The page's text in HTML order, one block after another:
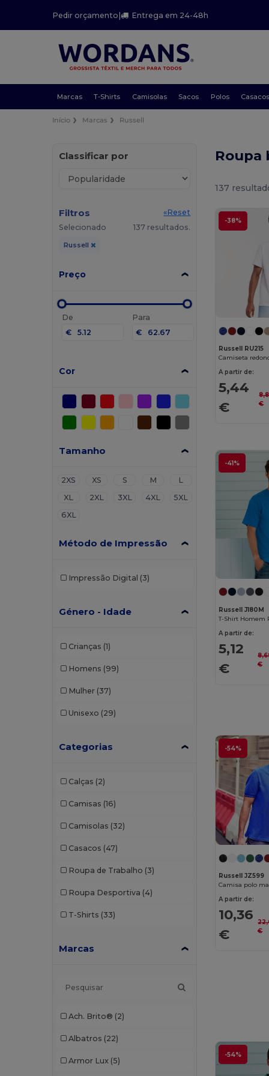
Pedir orçamento| Entrega em 24-48h
Marcas T-Shirts Camisolas Sacos Polos Casacos
Início Marcas Russell
Classificar por
Filtros
«Reset
Selecionado
137 resultados.
Russell
Preço
De
€
Para
€
Cor
Tamanho
2XS XS S M
L
XL
2XL 3XL 4XL
5XL
6XL
Método de Impressão
Impressão Digital (3)
Género - Idade
Crianças (1)
Homens (99)
Mulher (37)
Unisexo (29)
Categorias
Calças (2)
Camisas (16)
Camisolas (32)
Casacos (47)
Roupa de Trabalho (3)
Roupa Desportiva (4)
T-Shirts (33)
Marcas
Ach. Brito® (2)
Albatros (22)
Armor Lux (5)
Roupa
137
-38%
Russell RU215
Camiseta
A partir de:
5,44
€
€
-41%
Russell J180M
T-Shirt Homem
A partir de:
5,12
€
€
-54%
Russell JZ599
A partir de:
10,36
€
€
-54%